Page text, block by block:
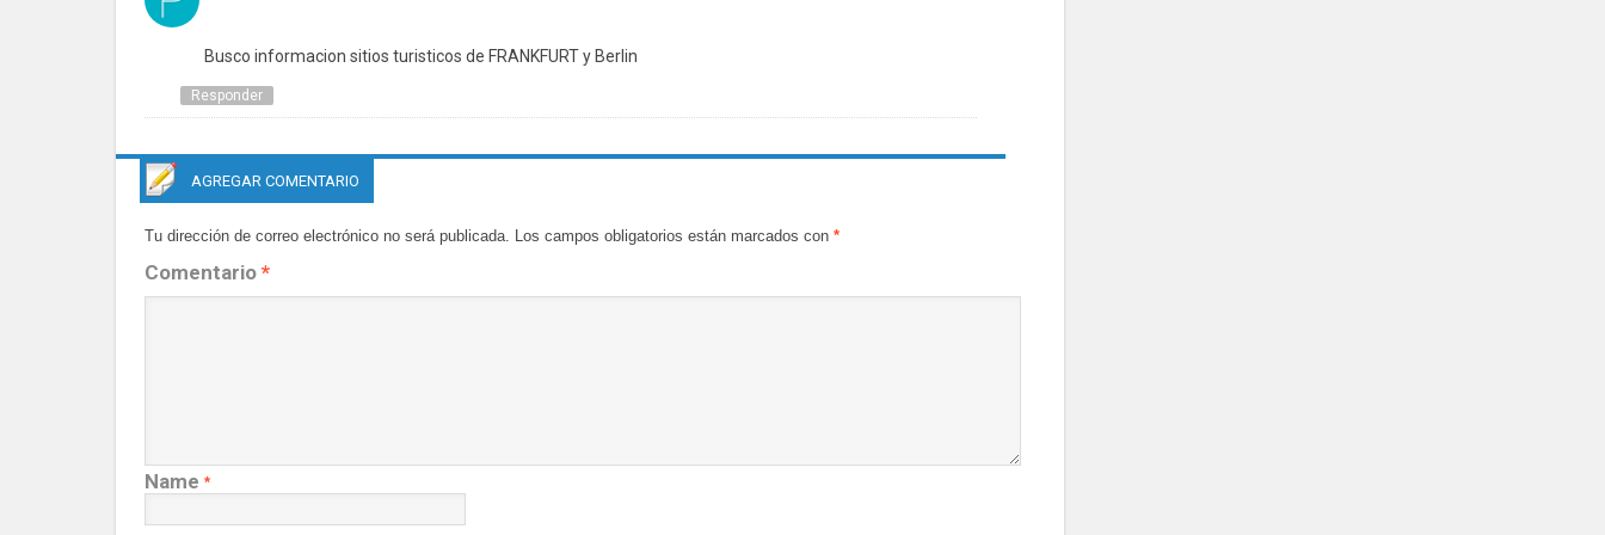
Busco informacion sitios turisticos de FRANKFURT y Berlin
Responder
AGREGAR COMENTARIO
Tu dirección de correo electrónico no será publicada. Los campos obligatorios están marcados con*
Comentario*
Name *